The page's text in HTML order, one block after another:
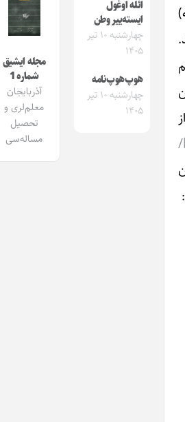
ائله اوغول
ایسته‌ییر وطن
چهارشنبه ۱۰ تیر
۱۴۰۵
هوپ‌هوپ‌نامه
چهارشنبه ۱۰ تیر
۱۴۰۵
مجله ایشیق
شماره 1
آذربایجان
معلم‌لری و
تحصیل
مساله‌سی